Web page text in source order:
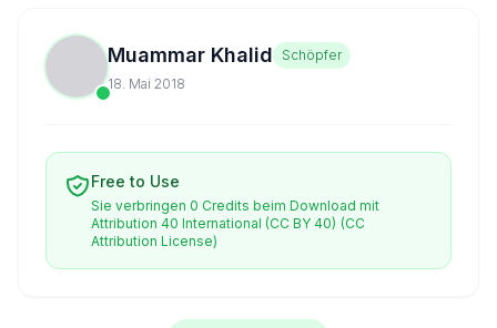
Muammar Khalid
Schöpfer
18. Mai 2018
Free to Use
Sie verbringen 0 Credits beim Download mit
Attribution 40 International (CC BY 40) (CC
Attribution License)